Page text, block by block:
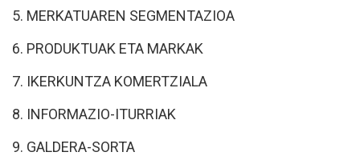
5. MERKATUAREN SEGMENTAZIOA
6. PRODUKTUAK ETA MARKAK
7. IKERKUNTZA KOMERTZIALA
8. INFORMAZIO-ITURRIAK
9. GALDERA-SORTA